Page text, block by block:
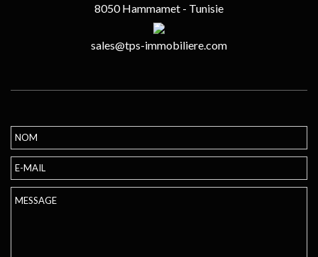
8050 Hammamet - Tunisie
sales@tps-immobiliere.com